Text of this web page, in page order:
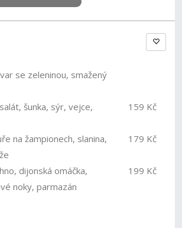
se zeleninou, smažený
šunka, sýr, vejce,
159 Kč
na žampionech, slanina,
179 Kč
dijonská omáčka,
noky, parmazán
199 Kč